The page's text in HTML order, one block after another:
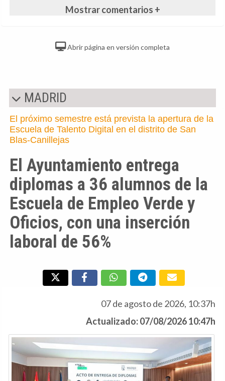
Mostrar comentarios +
Abrir página en versión completa
MADRID
El próximo semestre está prevista la apertura de la
Escuela de Talento Digital en el distrito de San
Blas-Canillejas
El Ayuntamiento entrega
diplomas a 36 alumnos de la
Escuela de Empleo Verde y
Oficios, con una inserción
laboral de 56%
07 de agosto de 2026, 10:37h
Actualizado: 07/08/2026 10:47h